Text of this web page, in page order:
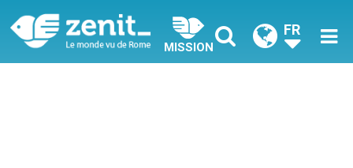
MISSION
FR